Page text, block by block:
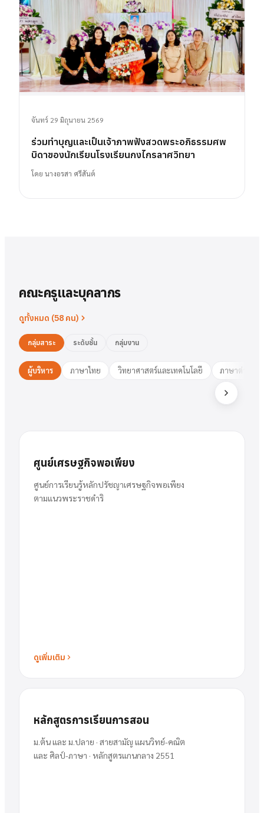
จันทร์ 29 มิถุนายน 2569
ร่วมทำบุญและเป็นเจ้าภาพฟังสวดพระอภิธรรมศพ
บิดาของนักเรียนโรงเรียนกงไกรลาศวิทยา
โดย นางอรสา ศรีสันต์
คณะครูและบุคลากร
ดูทั้งหมด (58 คน)
กลุ่มสาระ ระดับชั้น กลุ่มงาน
ผู้บริหาร ภาษาไทย วิทยาศาสตร์และเทคโนโลยี ภาษาต่างประ
นายสารัตน์ พวงเงิน
พวงเงิน
ผู้อำนวยการ
นางสาวชมพูนุท ศรีฟ้า
ศูนย์เศรษฐกิจพอเพียง
ศูนย์การเรียนรู้หลักปรัชญาเศรษฐกิจพอเพียง
ตามแนวพระราชดำริ
ดูเพิ่มเติม
หลักสูตรการเรียนการสอน
ม.ต้น และ ม.ปลาย · สายสามัญ แผนวิทย์-คณิต
และ ศิลป์-ภาษา · หลักสูตรแกนกลาง 2551